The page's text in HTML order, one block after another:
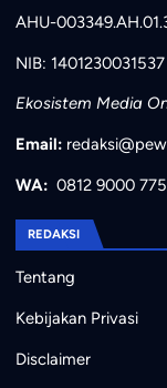
AHU-
NIB: 1401230031537
Ekosistem Media
Email:
WA: 0812 9000
REDAKSI
Tentang
Kebijakan Privasi
Disclaimer